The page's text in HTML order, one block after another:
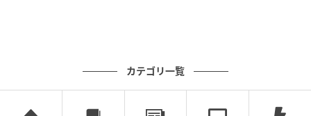
カテゴリ一覧